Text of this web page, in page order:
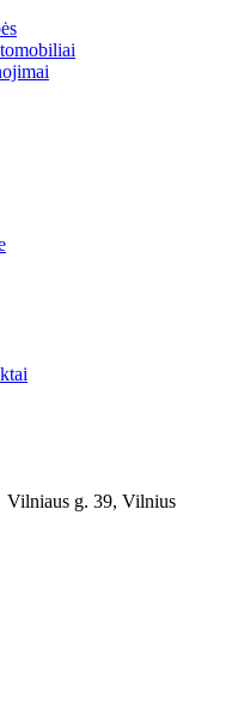
Vilniaus g. 39, Vilnius